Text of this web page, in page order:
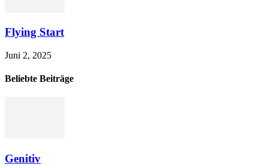
Flying Start
Juni 2, 2025
Beliebte Beiträge
Genitiv